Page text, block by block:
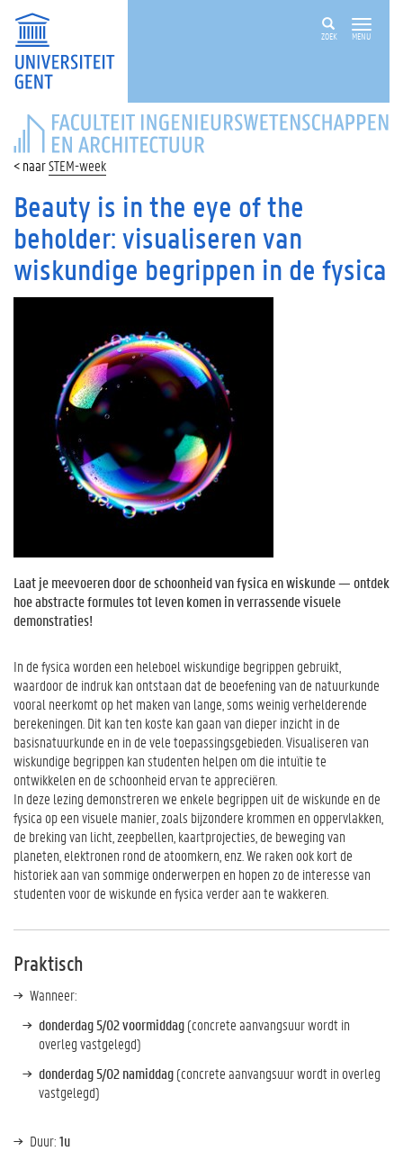
ZOEK MENU
FACULTEIT
INGENIEURSWETENSCHAPPEN
EN
ARCHITECTUUR
STEM-week
Beauty is in the eye of the
beholder: visualiseren van
wiskundige begrippen in de fysica
Laat je meevoeren door de schoonheid van fysica en wiskunde — ontdek
hoe abstracte formules tot leven komen in verrassende visuele
demonstraties!
In de fysica worden een heleboel wiskundige begrippen gebruikt,
waardoor de indruk kan ontstaan dat de beoefening van de natuurkunde
vooral neerkomt op het maken van lange, soms weinig verhelderende
berekeningen. Dit kan ten koste kan gaan van dieper inzicht in de
basisnatuurkunde en in de vele toepassingsgebieden. Visualiseren van
wiskundige begrippen kan studenten helpen om die intuïtie te
ontwikkelen en de schoonheid ervan te appreciëren.
In deze lezing demonstreren we enkele begrippen uit de wiskunde en de
fysica op een visuele manier, zoals bijzondere krommen en oppervlakken,
de breking van licht, zeepbellen, kaartprojecties, de beweging van
planeten, elektronen rond de atoomkern, enz. We raken ook kort de
historiek aan van sommige onderwerpen en hopen zo de interesse van
studenten voor de wiskunde en fysica verder aan te wakkeren.
Praktisch
Wanneer:
donderdag 5/02 voormiddag(concrete aanvangsuur wordt in
overleg vastgelegd)
donderdag 5/02 namiddag(concrete aanvangsuur wordt in overleg
vastgelegd)
Duur:1u